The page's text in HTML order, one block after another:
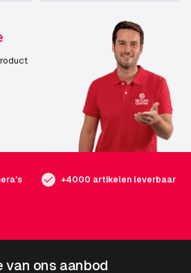
+4000 artikelen leverbaar
van ons aanbod